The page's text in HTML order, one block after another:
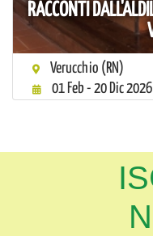
RACCONTI
Verucchio (RN)
01 Feb - 20 Dic 2026